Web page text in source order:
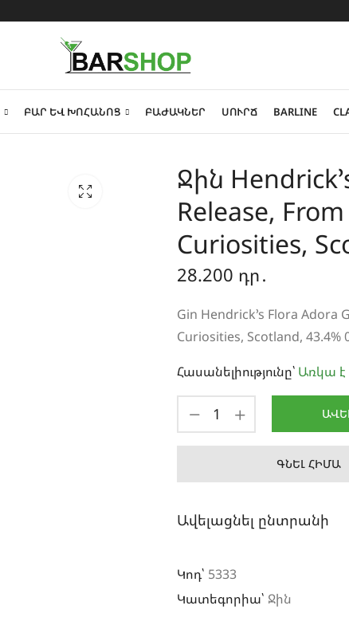
ԲԱՐ ԵՎ ԽՈՀԱՆՈՑ ԲԱԺԱԿՆԵՐ ՍՈՒՐՃ BARLINE
Ջին
Release,
Curiosities,
28.200 դր․
Gin Hendrick’s Flora Adora
Curiosities, Scotland, 43.4%
Հասանելիությունը՝ Առկա է
ԳՆԵԼ ՀԻՄԱ
Ավելացնել ընտրանի
Կոդ՝ 5333
Կատեգորիա՝ Ջին